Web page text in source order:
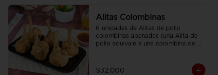
Alitas Colombinas
6 unidades de Alitas de pollo
colombinas apanadas (una Alita de
pollo equivale a una colombina de
$32.000